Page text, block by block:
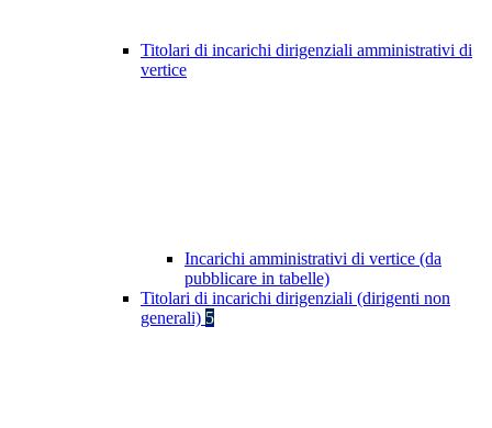
Titolari di incarichi dirigenziali amministrativi di
vertice
Incarichi amministrativi di vertice (da
pubblicare in tabelle)
Titolari di incarichi dirigenziali (dirigenti non
generali) 5